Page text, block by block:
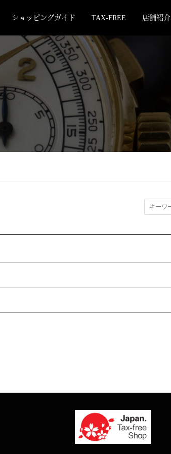
ショッピングガイド TAX-FREE 店舗紹介